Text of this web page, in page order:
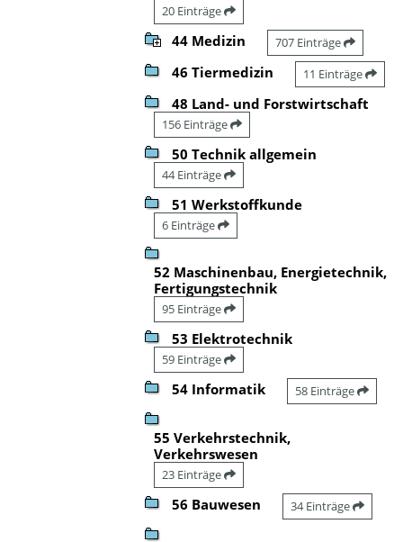
20 Einträge
44 Medizin 707 Einträge
46 Tiermedizin 11 Einträge
48 Land- und Forstwirtschaft
156 Einträge
50 Technik allgemein
44 Einträge
51 Werkstoffkunde
6 Einträge
52 Maschinenbau, Energietechnik,
Fertigungstechnik
95 Einträge
53 Elektrotechnik
59 Einträge
54 Informatik 58 Einträge
55 Verkehrstechnik,
Verkehrswesen
23 Einträge
56 Bauwesen 34 Einträge